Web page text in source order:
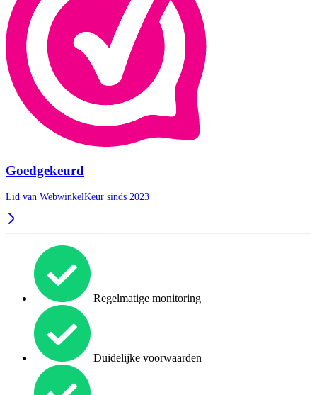
Goedgekeurd
Lid van WebwinkelKeur sinds 2023
Regelmatige monitoring
Duidelijke voorwaarden